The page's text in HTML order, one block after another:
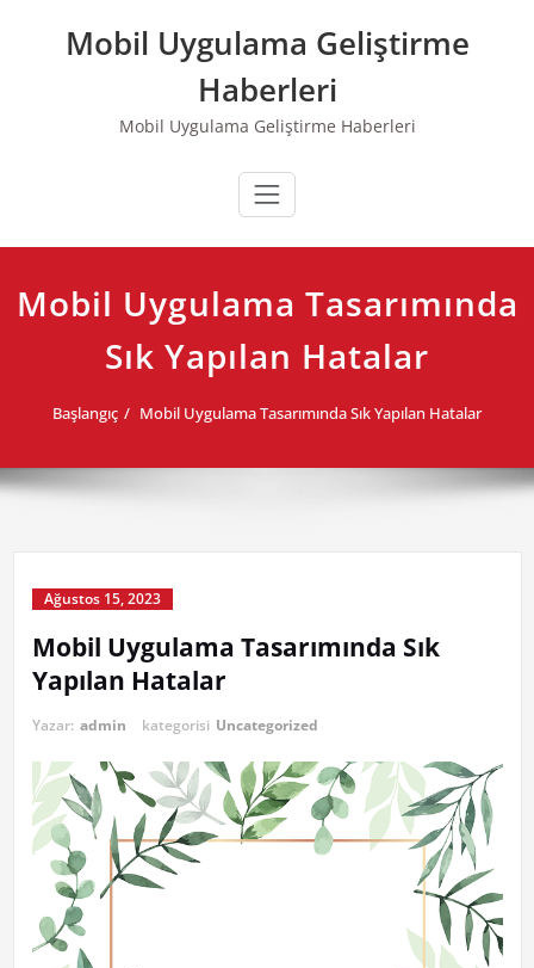
Mobil Uygulama Geliştirme
Haberleri
Mobil Uygulama Geliştirme Haberleri
Mobil Uygulama Tasarımında
Sık Yapılan Hatalar
Başlangıç Mobil Uygulama Tasarımında Sık Yapılan Hatalar
Ağustos 15, 2023
Mobil Uygulama Tasarımında Sık
Yapılan Hatalar
Yazar: admin kategorisi Uncategorized